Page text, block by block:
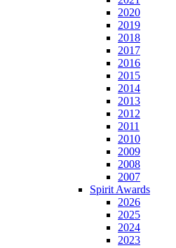
2020
2019
2018
2017
2016
2015
2014
2013
2012
2011
2010
2009
2008
2007
Spirit Awards
2026
2025
2024
2023